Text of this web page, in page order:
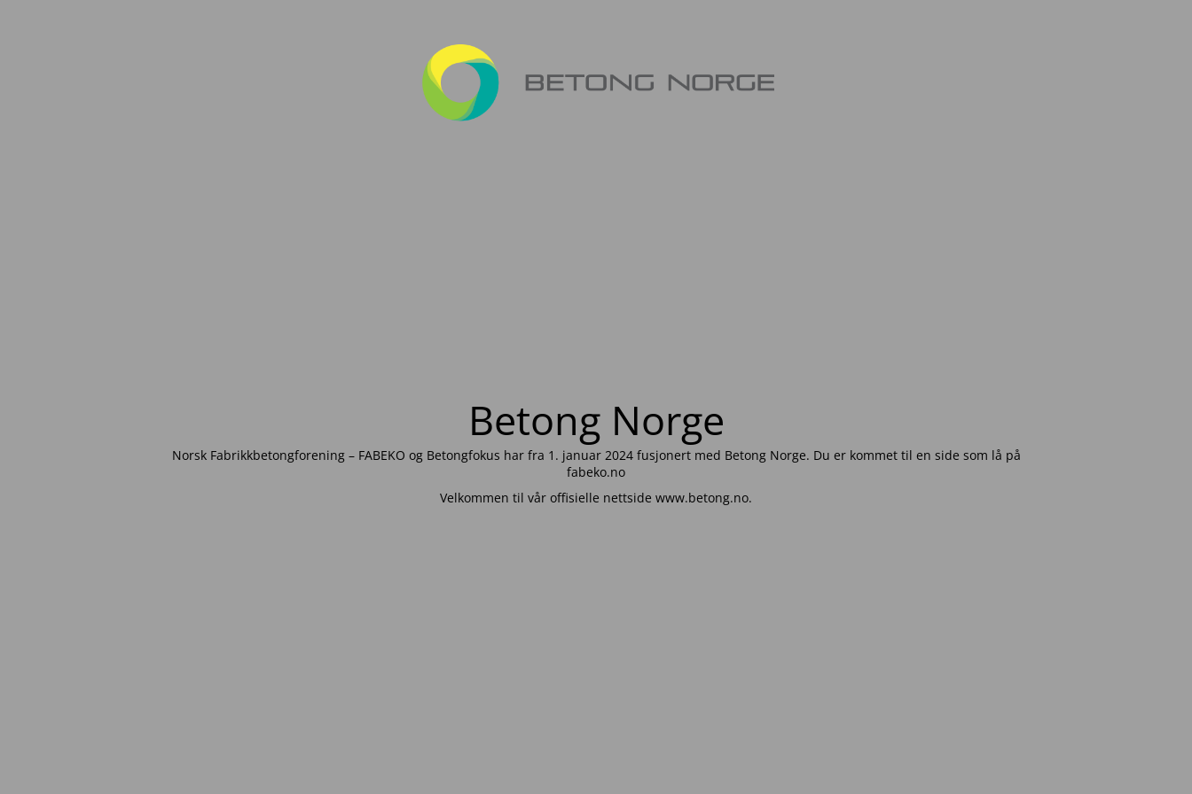
Betong Norge
Norsk Fabrikkbetongforening – FABEKO og Betongfokus har fra 1. januar 2024 fusjonert med Betong Norge. Du er kommet til en side som lå på
fabeko.no
Velkommen til vår offisielle nettside www.betong.no.